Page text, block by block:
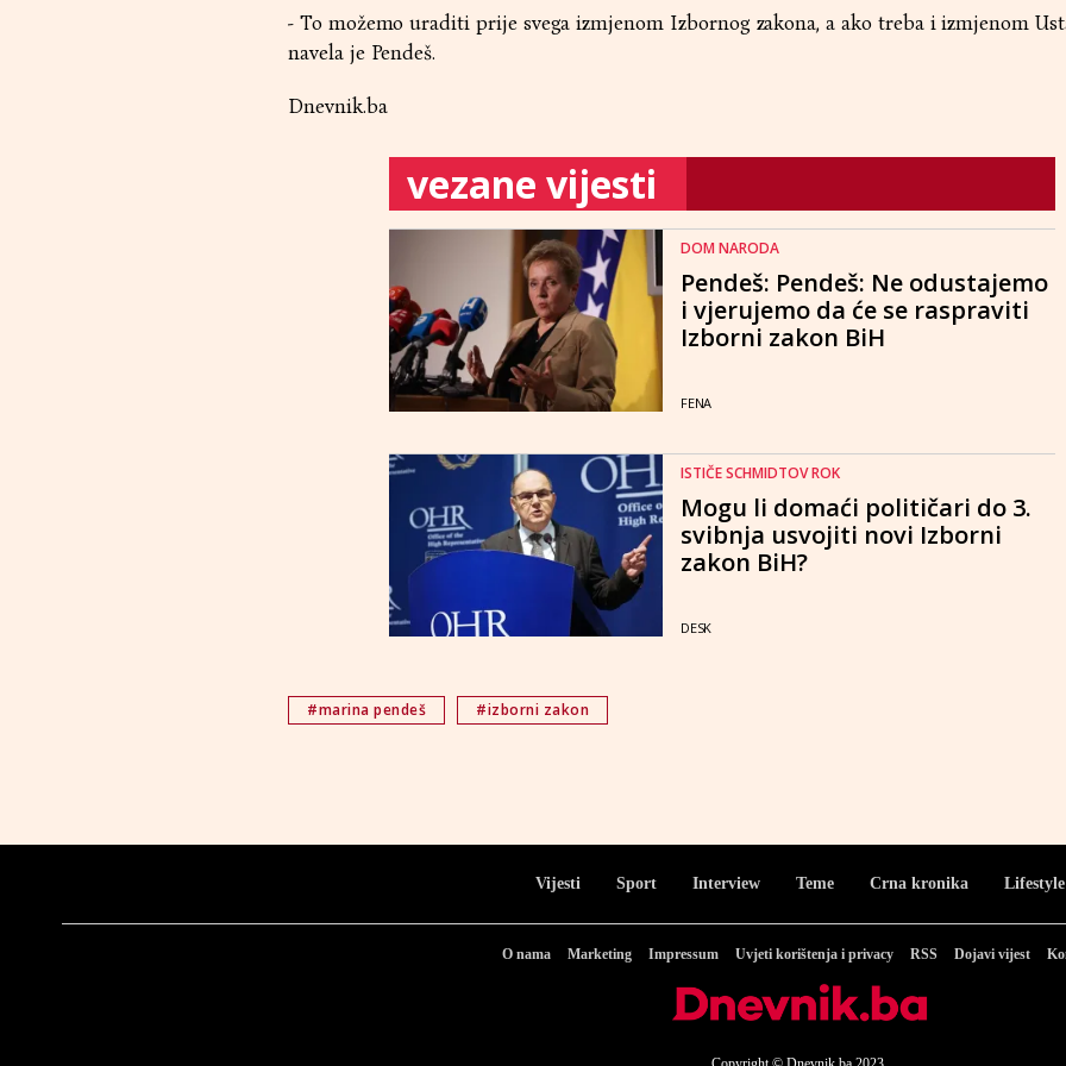
- To možemo uraditi prije svega izmjenom Izbornog zakona, a ako treba i izmjenom
navela je Pendeš.
Dnevnik.ba
vezane vijesti
DOM NARODA
Pendeš: Pendeš: Ne odustajemo
i vjerujemo da će se raspraviti
Izborni zakon BiH
FENA
ISTIČE SCHMIDTOV ROK
Mogu li domaći političari do 3.
svibnja usvojiti novi Izborni
zakon BiH?
DESK
#marina pendeš #izborni zakon
Vijesti Sport Interview Teme Crna kronika Lifestyle
O nama Marketing Impressum Uvjeti korištenja i privacy RSS Dojavi vijest